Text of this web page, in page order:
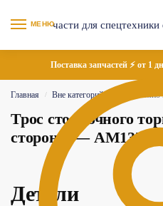
МЕНЮ
Поставка запчастей ⚡ от 1
Главная / Вне категорий Трос
Трос стояночного
стороны — AM137454
Детали